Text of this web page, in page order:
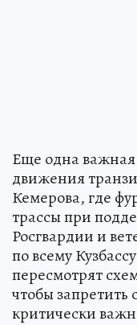
Еще одна
движения
Кемерова, где
трассы при
Росгвардии и
по всему
пересмотрят
чтобы запретить
критически